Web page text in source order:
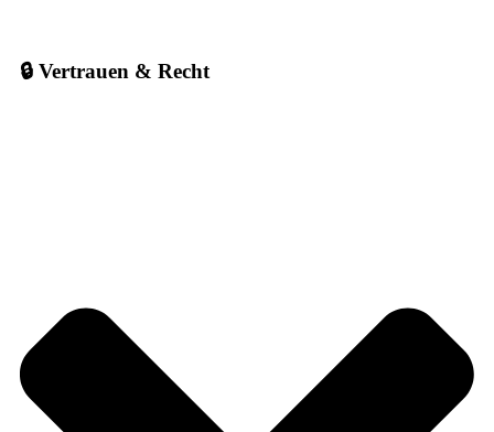
🔒 Vertrauen & Recht